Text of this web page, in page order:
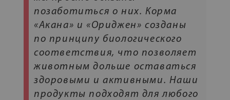
позаботиться о них. Корма
«Акана» и «Ориджен» созданы
по принципу биологического
соответствия, что позволяет
животным дольше оставаться
здоровыми и активными. Наши
продукты подходят для любого